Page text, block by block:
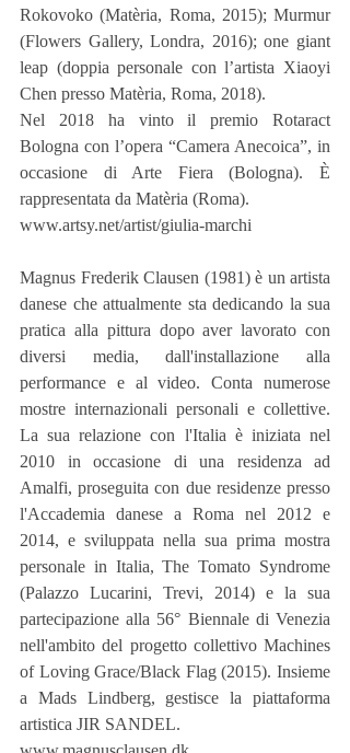
Rokovoko (Matèria, Roma, 2015); Murmur
(Flowers Gallery, Londra, 2016); one giant
leap (doppia personale con l’artista Xiaoyi
Chen presso Matèria, Roma, 2018).
Nel 2018 ha vinto il premio Rotaract
Bologna con l’opera “Camera Anecoica”, in
occasione di Arte Fiera (Bologna). È
rappresentata da Matèria (Roma).
www.artsy.net/artist/giulia-marchi
Magnus Frederik Clausen (1981) è un artista
danese che attualmente sta dedicando la sua
pratica alla pittura dopo aver lavorato con
diversi media, dall'installazione alla
performance e al video. Conta numerose
mostre internazionali personali e collettive.
La sua relazione con l'Italia è iniziata nel
2010 in occasione di una residenza ad
Amalfi, proseguita con due residenze presso
l'Accademia danese a Roma nel 2012 e
2014, e sviluppata nella sua prima mostra
personale in Italia, The Tomato Syndrome
(Palazzo Lucarini, Trevi, 2014) e la sua
partecipazione alla 56° Biennale di Venezia
nell'ambito del progetto collettivo Machines
of Loving Grace/Black Flag (2015). Insieme
a Mads Lindberg, gestisce la piattaforma
artistica JIR SANDEL.